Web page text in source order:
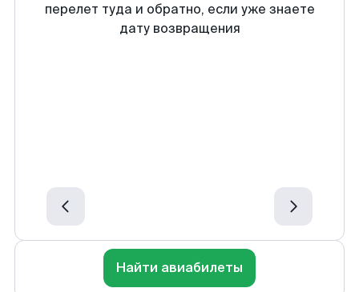
перелет туда и обратно, если уже знаете
дату возвращения
Найти авиабилеты